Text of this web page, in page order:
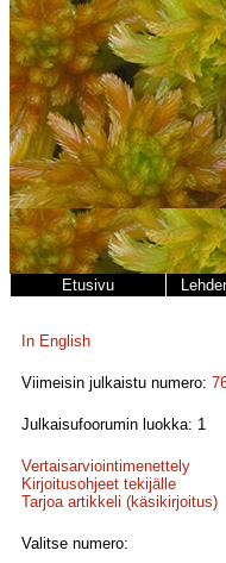
Etusivu
In English
Viimeisin julkaistu numero:
Julkaisufoorumin luokka: 1
Vertaisarviointimenettely
Kirjoitusohjeet tekijälle
Tarjoa artikkeli (käsikirjoitus)
Valitse numero: